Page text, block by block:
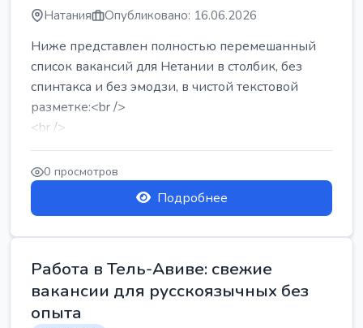
Натания Опубликовано: 16.06.2026
Ниже представлен полностью перемешанный
список вакансий для Нетании в столбик, без
спинтакса и без эмодзи, в чистой текстовой
разметке:<br />
<br />
Работа в Нетании на мебельном производстве:
требу...
0 просмотров
Подробнее
Работа в Тель-Авиве: свежие
вакансии для русскоязычных без
опыта